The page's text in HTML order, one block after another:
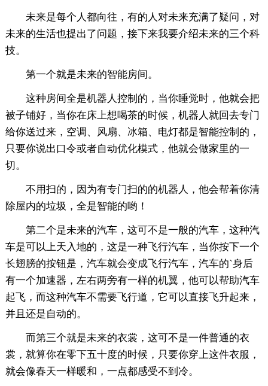
未来是每个人都向往，有的人对未来充满了疑问，对
未来的生活也提出了问题，接下来我要介绍未来的三个科
技。
第一个就是未来的智能房间。
这种房间全是机器人控制的，当你睡觉时，他就会把
被子铺好，当你在床上想喝茶的时候，机器人就回去专门
给你送过来，空调、风扇、冰箱、电灯都是智能控制的，
只要你说出口令或者自动优化模式，他就会做家里的一
切。
不用扫的，因为有专门扫的的机器人，他会帮着你清
除屋内的垃圾，全是智能的哟！
第二个是未来的汽车，这可不是一般的汽车，这种汽
车是可以上天入地的，这是一种飞行汽车，当你按下一个
长翅膀的按钮是，汽车就会变成飞行汽车，汽车的`身后
有一个加速器，左右两旁有一样的机翼，他可以帮助汽车
起飞，而这种汽车不需要飞行道，它可以直接飞升起来，
并且还是自动的。
而第三个就是未来的衣裳，这可不是一件普通的衣
裳，就算你在零下五十度的时候，只要你穿上这件衣服，
就会像春天一样暖和，一点都感受不到冷。